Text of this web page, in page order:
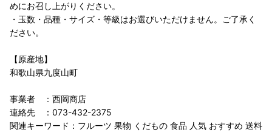
めにお召し上がりください。
・玉数・品種・サイズ・等級はお選びいただけません。ご了承く
ださい。
【原産地】
和歌山県九度山町
事業者 ：西岡商店
連絡先 ：073-432-2375
関連キーワード：フルーツ 果物 くだもの 食品 人気 おすすめ 送料